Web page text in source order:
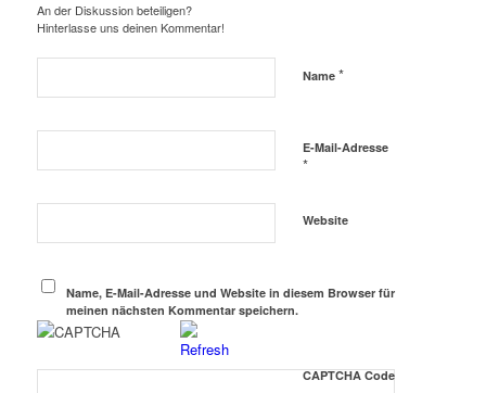
An der Diskussion beteiligen?
Hinterlasse uns deinen Kommentar!
Name *
E-Mail-Adresse
*
Website
Name, E-Mail-Adresse und Website in diesem Browser für
meinen nächsten Kommentar speichern.
CAPTCHA Code